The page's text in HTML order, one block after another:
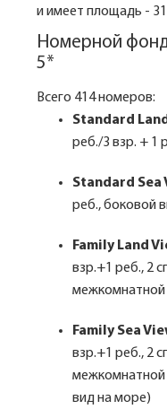
и имеет площадь - 31
Номерной фонд
5*
Всего 414 номеров:
Standard
реб./3 взр. + 1
Standard Sea
реб., боковой
Family Land
взр.+1 реб., 2
межкомнатной
Family Sea
взр.+1 реб., 2
вид на море)